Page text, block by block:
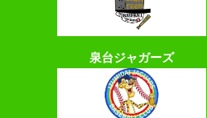
泉台ジャガーズ